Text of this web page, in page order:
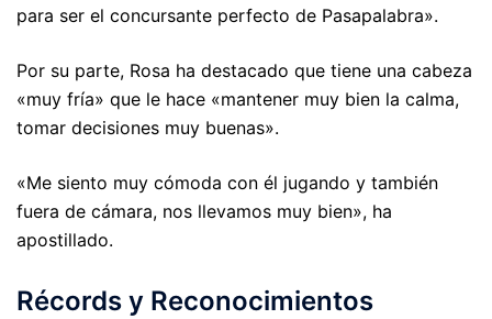
para ser el concursante perfecto de Pasapalabra».
Por su parte, Rosa ha destacado que tiene una cabeza
«muy fría» que le hace «mantener muy bien la calma,
tomar decisiones muy buenas».
«Me siento muy cómoda con él jugando y también
fuera de cámara, nos llevamos muy bien», ha
apostillado.
Récords y Reconocimientos